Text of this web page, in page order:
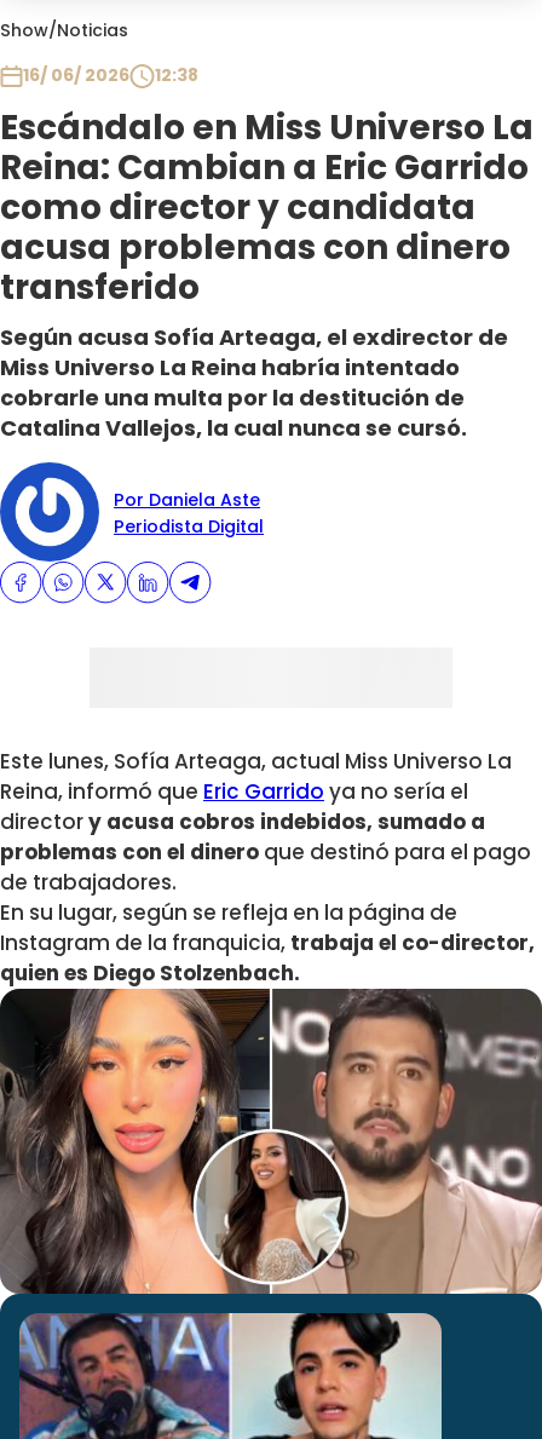
Show/Noticias
16/ 06/ 2026
12:38
Escándalo en Miss Universo La
Reina: Cambian a Eric Garrido
como director y candidata
acusa problemas con dinero
transferido
Según acusa Sofía Arteaga, el exdirector de
Miss Universo La Reina habría intentado
cobrarle una multa por la destitución de
Catalina Vallejos, la cual nunca se cursó.
Por Daniela Aste
Periodista Digital
Este lunes, Sofía Arteaga, actual Miss Universo La
Reina, informó que Eric Garrido ya no sería el
directory acusa cobros indebidos, sumado a
problemas con el dinero que destinó para el pago
de trabajadores.
En su lugar, según se refleja en la página de
Instagram de la franquicia, trabaja el co-director,
quien es Diego Stolzenbach.
Club De La Comedia
Plan Perfecto
El Tiempo
Sabingo
Todos Los Programas